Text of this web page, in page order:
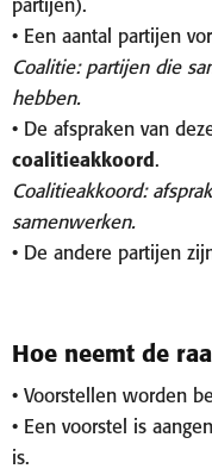
partijen).
• Een aantal partijen
Coalitie: partijen die
hebben.
• De afspraken van
coalitieakkoord .
Coalitieakkoord:
samenwerken.
• De andere partijen
Hoe neemt de
• Voorstellen worden
• Een voorstel is
is.